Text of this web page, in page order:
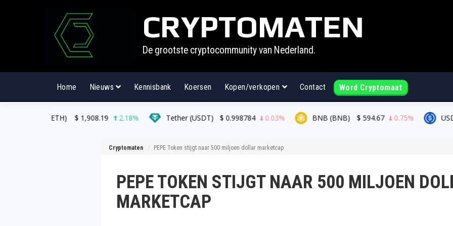
CRYPTOMATEN
De grootste cryptocommunity van Nederland.
Home Nieuws Kennisbank Koersen Kopen/verkopen Contact Word Cryptomaat
1,908.19 2.18% Tether (USDT) $0.998784 0.03% BNB (BNB) $ 594.67 0.75% USDC (USDC) $
Cryptomaten PEPE Token stijgt naar 500 miljoen dollar marketcap
PEPE TOKEN STIJGT NAAR 500 MILJOEN
MARKETCAP